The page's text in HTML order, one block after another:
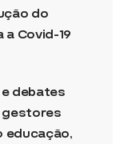
do
Covid-19
debates
gestores
educação,